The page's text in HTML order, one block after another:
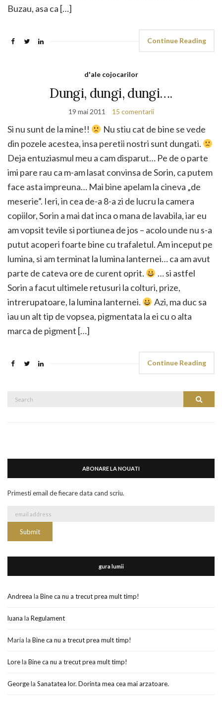
Buzau, asa ca […]
Continue Reading
d'ale cojocarilor
Dungi, dungi, dungi….
19 mai 2011 15 comentarii
Si nu sunt de la mine!!
Nu stiu cat de bine se vede
din pozele acestea, insa peretii nostri sunt dungati.
Deja entuziasmul meu a cam disparut… Pe de o parte
imi pare rau ca m-am lasat convinsa de Sorin, ca putem
face asta impreuna… Mai bine apelam la cineva „de
meserie”. Ieri, in cea de-a 8-a zi de lucru la camera
copiilor, Sorin a mai dat inca o mana de lavabila, iar eu
am vopsit tevile si portiunea de jos – acolo unde nu s-a
putut acoperi foarte bine cu trafaletul. Am inceput pe
lumina, si am terminat la lumina lanternei… ca am avut
parte de cateva ore de curent oprit.
… si astfel
Sorin a facut ultimele retusuri la colturi, prize,
intrerupatoare, la lumina lanternei.
Azi, ma duc sa
iau un alt tip de vopsea, pigmentata la ei cu o alta
marca de pigment […]
Continue Reading
Search
ABONARE LA NOUATI
Primesti email de fiecare data cand scriu.
gura lumii
Andreea la Bine ca nu a trecut prea mult timp!
luana la Regulament
Maria la Bine ca nu a trecut prea mult timp!
Lorela Bine ca nu a trecut prea mult timp!
Georgela Sanatatea lor. Dorinta mea cea mai arzatoare.